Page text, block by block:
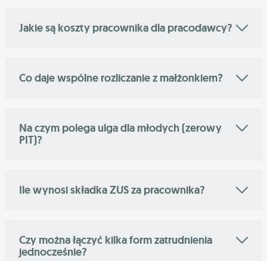
Jakie są koszty pracownika dla pracodawcy?
Co daje wspólne rozliczanie z małżonkiem?
Na czym polega ulga dla młodych (zerowy
PIT)?
Ile wynosi składka ZUS za pracownika?
Czy można łączyć kilka form zatrudnienia
jednocześnie?